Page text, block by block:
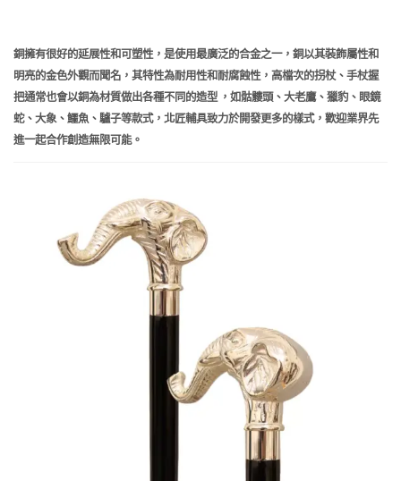
銅擁有很好的延展性和可塑性，是使用最廣泛的合金之一，銅以其裝飾屬性和
明亮的金色外觀而聞名，其特性為耐用性和耐腐蝕性，高檔次的拐杖、手杖握
把通常也會以銅為材質做出各種不同的造型 ，如骷髏頭、大老鷹、獵豹、眼鏡
蛇、大象、鱷魚、驢子等款式，北匠輔具致力於開發更多的樣式，歡迎業界先
進一起合作創造無限可能。